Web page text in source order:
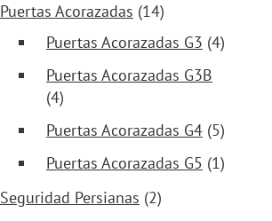
Puertas Acorazadas (14)
Puertas Acorazadas G3 (4)
Puertas Acorazadas G3B
(4)
Puertas Acorazadas G4 (5)
Puertas Acorazadas G5 (1)
Seguridad Persianas (2)